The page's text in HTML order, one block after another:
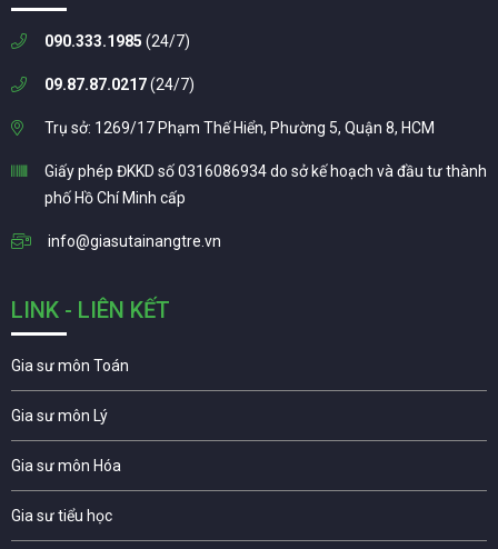
090.333.1985 (24/7)
09.87.87.0217(24/7)
Trụ sở: 1269/17 Phạm Thế Hiển, Phường 5, Quận 8, HCM
Giấy phép ĐKKD số 0316086934 do sở kế hoạch và đầu tư thành
phố Hồ Chí Minh cấp
info@giasutainangtre.vn
LINK - LIÊN KẾT
Gia sư môn Toán
Gia sư môn Lý
Gia sư môn Hóa
Gia sư tiểu học